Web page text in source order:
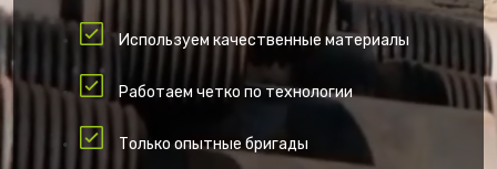
Используем качественные материалы
Работаем четко по технологии
Только опытные бригады